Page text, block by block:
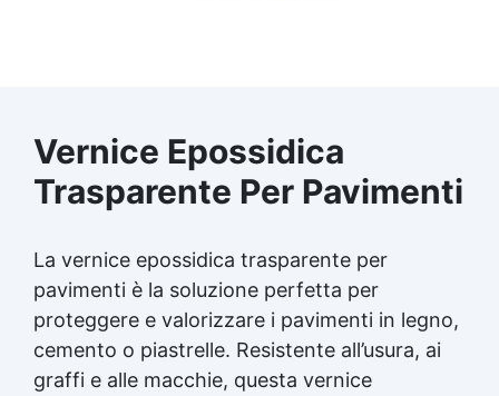
Vernice Epossidica
Trasparente Per Pavimenti
La vernice epossidica trasparente per
pavimenti è la soluzione perfetta per
proteggere e valorizzare i pavimenti in legno,
cemento o piastrelle. Resistente all’usura, ai
graffi e alle macchie, questa vernice